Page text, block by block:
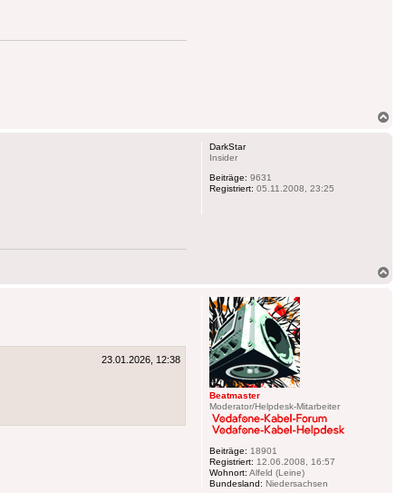
DarkStar
Insider
Beiträge: 9631
Registriert: 05.11.2008, 23:25
Beatmaster
Moderator/Helpdesk-Mitarbeiter
Beiträge: 18901
Registriert: 12.06.2008, 16:57
Wohnort: Alfeld (Leine)
Bundesland: Niedersachsen
23.01.2026, 12:38